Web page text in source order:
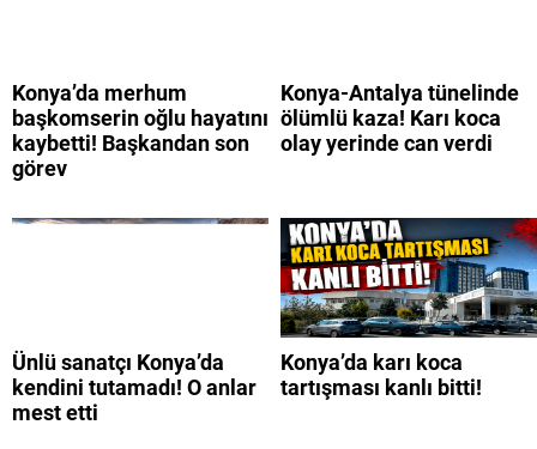
Konya’da merhum
başkomserin oğlu hayatını
kaybetti! Başkandan son
görev
Konya-Antalya tünelinde
ölümlü kaza! Karı koca
olay yerinde can verdi
Ünlü sanatçı Konya’da
kendini tutamadı! O anlar
mest etti
Konya’da karı koca
tartışması kanlı bitti!